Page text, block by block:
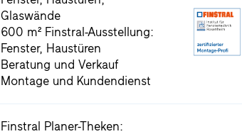
Glaswände
600 m² Finstral-Ausstellung:
Fenster, Haustüren
Beratung und Verkauf
Montage und Kundendienst
Finstral Planer-Theken: